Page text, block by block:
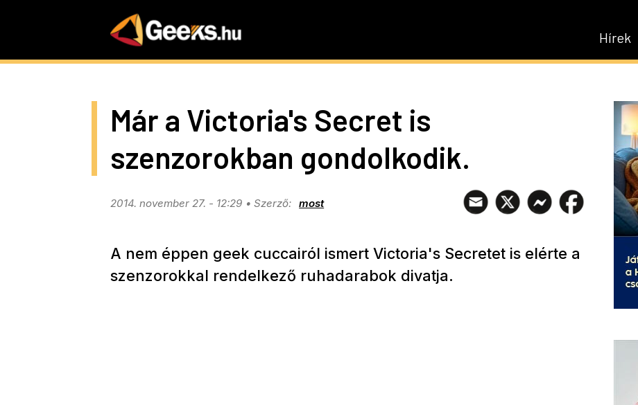
Hírek
Már a Victoria's Secret is
szenzorokban gondolkodik.
2014. november 27. - 12:29 most
A nem éppen geek cuccairól ismert Victoria's Secretet is elérte a
szenzorokkal rendelkező ruhadarabok divatja.